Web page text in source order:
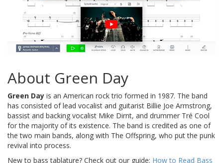
About Green Day
Green Day is an American rock trio formed in 1987. The band
has consisted of lead vocalist and guitarist Billie Joe Armstrong,
bassist and backing vocalist Mike Dirnt, and drummer Tré Cool
for the majority of its existence. The band is credited as one of
the two main bands, along with The Offspring, who put the punk
revival into process.
New to bass tablature? Check out our guide: How to Read Bass